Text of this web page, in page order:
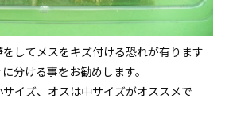
してメスをキズ付ける恐れが有ります
分ける事をお勧めします。
イズ、オスは中サイズがオススメで